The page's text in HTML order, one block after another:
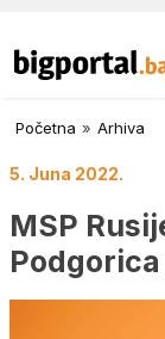
Početna » Arhiva
5. Juna 2022.
MSP